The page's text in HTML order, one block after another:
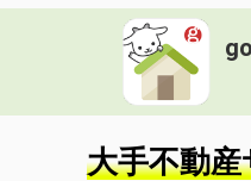
大手不動